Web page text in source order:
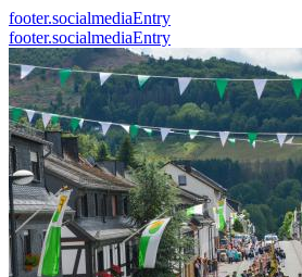
footer.socialmediaEntry
footer.socialmediaEntry